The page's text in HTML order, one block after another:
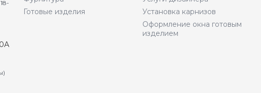
Готовые изделия
Установка карнизов
Оформление окна готовым
изделием